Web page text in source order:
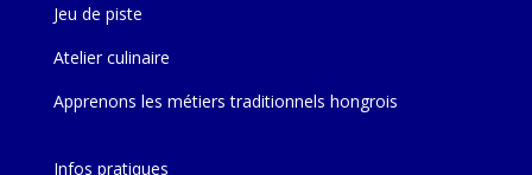
Jeu de piste
Atelier culinaire
Apprenons les métiers traditionnels hongrois
Infos pratiques